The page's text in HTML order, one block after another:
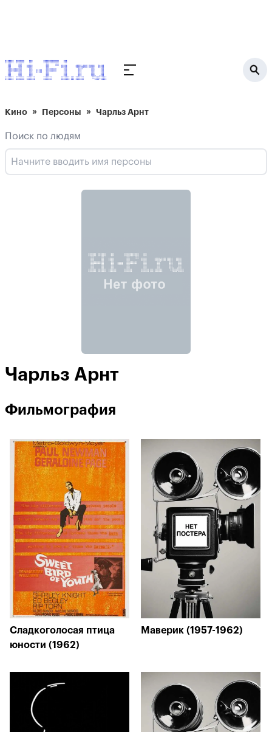
Кино Персоны Чарльз Арнт
Поиск по людям
Чарльз Арнт
Фильмография
Сладкоголосая птица
юности (1962)
Маверик (1957-1962)